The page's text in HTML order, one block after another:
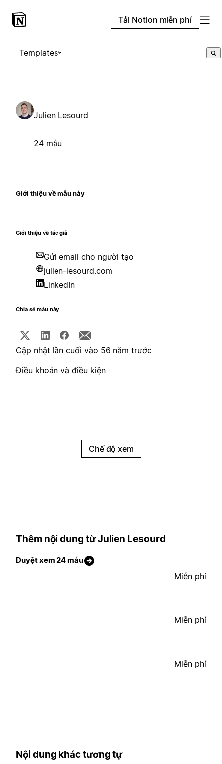
Tải Notion miễn phí
Templates
Julien Lesourd
24 mẫu
Giới thiệu về mẫu này
Giới thiệu về tác giả
Gửi email cho người tạo
julien-lesourd.com
LinkedIn
Chia sẻ mẫu này
Cập nhật lần cuối vào 56 năm trước
Điều khoản và điều kiện
Chế độ xem
Thêm nội dung từ Julien Lesourd
Duyệt xem 24 mẫu
Miễn phí
Miễn phí
Miễn phí
Nội dung khác tương tự